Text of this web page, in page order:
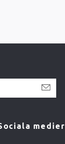
medier